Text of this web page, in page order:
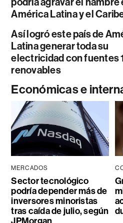
América Latina y el
Así logró este país de
Latina generar toda su
electricidad con fuentes
renovables
Económicas e
MERCADOS
Sector tecnológico
podría depender más de
inversores minoristas
tras caída de julio, según